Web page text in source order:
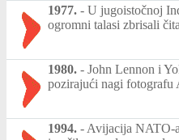
1977. - U jugoistočnoj
ogromni talasi zbrisali
1980. - John Lennon i
pozirajući nagi fotografu
1994. - Avijacija NATO-